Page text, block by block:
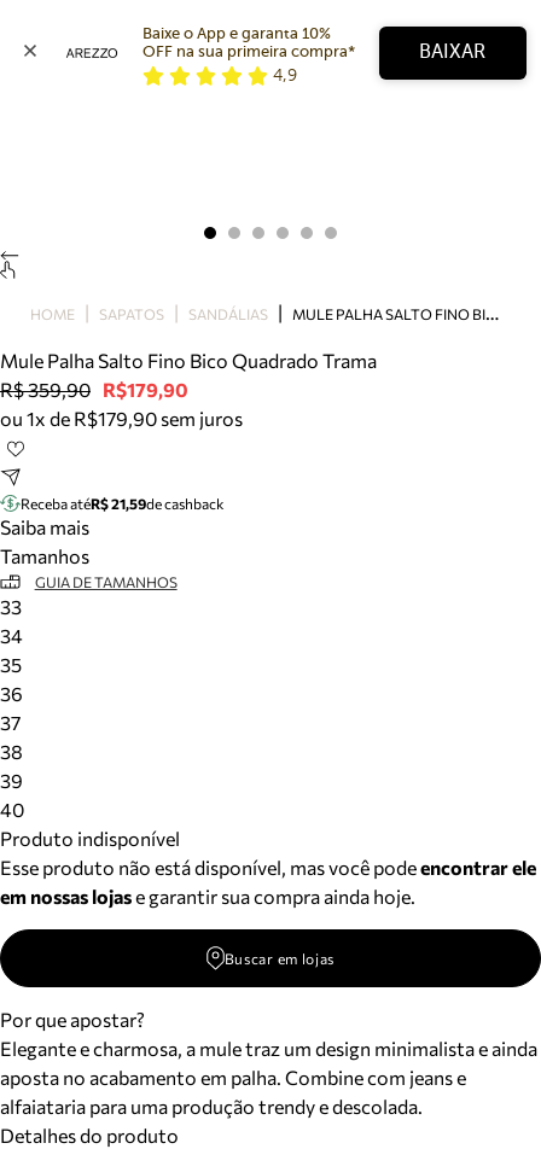
Bolsa
Tamanco
Tênis
Mule
Tire dúvidas sobre pedidos, devoluções e mais.
Meus pedidos
Acompanhe seus pedidos e solicite devoluções.
Baixe o App e garanta 10%
OFF na sua primeira compra*
4,9
BAIXAR
HOME SAPATOS SANDÁLIAS M
ULE PALHA SALTO FINO BICO QUADRADO TRAMA
Mule Palha Salto Fino Bico Quadrado Trama
R$ 359,90 R$179,90
ou 1x de R$179,90 sem juros
Receba atéR$ 21,59de cashback
Saiba mais
Tamanhos
GUIA DE TAMANHOS
33
34
35
36
37
38
39
40
Produto indisponível
Esse produto não está disponível, mas você podeencontrar ele
em nossas lojase garantir sua compra ainda hoje.
Buscar em lojas
Por que apostar?
Elegante e charmosa, a mule traz um design minimalista e ainda
aposta no acabamento em palha. Combine com jeans e
alfaiataria para uma produção trendy e descolada.
Detalhes do produto